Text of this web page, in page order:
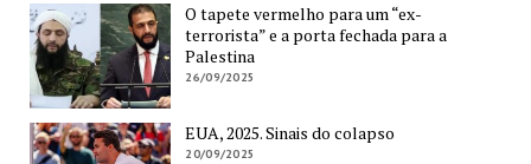
O tapete vermelho para um “ex-
terrorista” e a porta fechada para a
Palestina
26/09/2025
EUA, 2025. Sinais do colapso
20/09/2025